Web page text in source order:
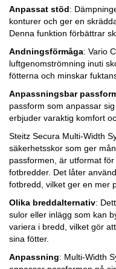
Anpassat stöd:
konturer och ger en
Denna funktion förbättrar
Andningsförmåga: Vario
luftgenomströmning inuti
fötterna och minskar
Anpassningsbar
passform som anpassar
erbjuder varaktig komfort
Steitz Secura Multi-Width
säkerhetsskor som ger
passformen, är utformat
fotbredder. Det låter
fotbredd, vilket ger en mer
Olika breddalternativ:
sulor eller inlägg som kan
variera i bredd, vilket gör
sina fötter.
Anpassning: Multi-Width